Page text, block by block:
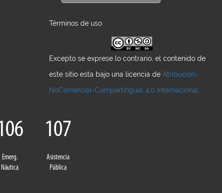
Términos de uso
Excepto se exprese lo contrario, el contenido de
este sitio esta bajo una licencia de Atribución-
NoComercial-CompartirIgual 4.0 Internacional
Emerg.
Náutica
107
Asistencia
Pública